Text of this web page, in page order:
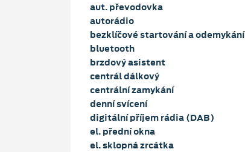
aut. převodovka
autorádio
bezklíčové startování a odemykání
bluetooth
brzdový asistent
centrál dálkový
centrální zamykání
denní svícení
digitální příjem rádia (DAB)
el. přední okna
el. sklopná zrcátka